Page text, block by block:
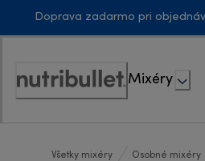
Doprava zadarmo pri
Accessibility
Mixéry
Všetky mixéry Osobné mixéry